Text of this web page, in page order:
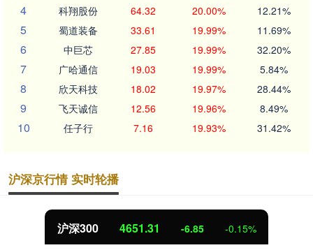
4 科翔股份 64.32 20.00% 12.21%
5 蜀道装备 33.61 19.99% 11.69%
6 中巨芯 27.85 19.99% 32.20%
7 广哈通信 19.03 19.99% 5.84%
8 欣天科技 18.02 19.97% 28.44%
9 飞天诚信 12.56 19.96% 8.49%
10 任子行 7.16 19.93% 31.42%
沪深京行情 实时轮播
沪深300 4651.31 -6.85 -0.15%